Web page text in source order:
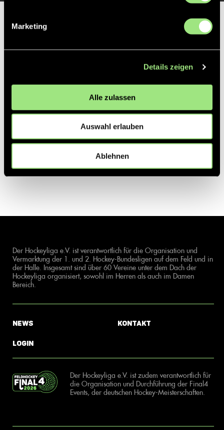
Marketing
Details zeigen
Alle zulassen
Auswahl erlauben
Ablehnen
Partner
Der Hockeyliga e.V. ist verantwortlich für die Organisation und
Vermarktung der 1. und 2. Hockey-Bundesligen auf dem Feld und in
der Halle. Insgesamt sind über 60 Vereine unter dem Dach der
Hockeyliga organisiert, sowohl im Herren als auch im Damen
Bereich.
News
Login
Kontakt
Der Hockeyliga e.V. ist zudem verantwortlich für
die Organisation und Durchführung der Final4
Events, der deutschen Hockey-Meisterschaften.